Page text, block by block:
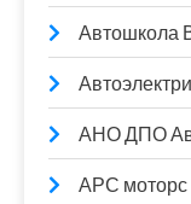
Автошкола
АНО ДПО
АРС моторс